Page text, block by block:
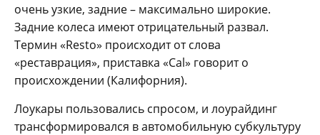
очень узкие, задние – максимально широкие.
Задние колеса имеют отрицательный развал.
Термин «Resto» происходит от слова
«реставрация», приставка «Cal» говорит о
происхождении (Калифорния).
Лоукары пользовались спросом, и лоурайдинг
трансформировался в автомобильную субкультуру